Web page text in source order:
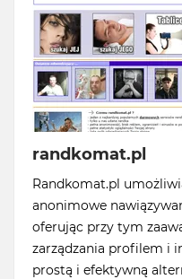
randkomat.pl
Randkomat.pl
anonimowe
oferując przy tym
zarządzania profilem i
prostą i efektywną